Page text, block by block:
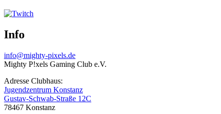
Info
info@mighty-pixels.de
Mighty P!xels Gaming Club e.V.
Adresse Clubhaus:
Jugendzentrum Konstanz
Gustav-Schwab-Straße 12C
78467 Konstanz